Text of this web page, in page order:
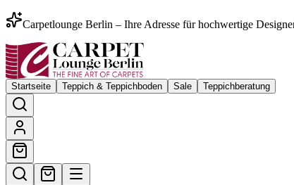
Carpetlounge Berlin – Ihre Adresse für hochwertige
Startseite Teppich & Teppichboden Sale Teppichberatung